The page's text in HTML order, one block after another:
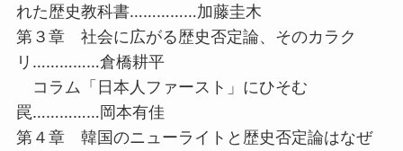
れた歴史教科書……………加藤圭木
第３章 社会に広がる歴史否定論、そのカラク
リ……………倉橋耕平
コラム「日本人ファースト」にひそむ
罠……………岡本有佳
第４章 韓国のニューライトと歴史否定論はなぜ